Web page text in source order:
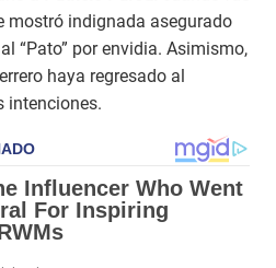
mostró indignada asegurado
“Pato” por envidia. Asimismo,
haya regresado al
intenciones.